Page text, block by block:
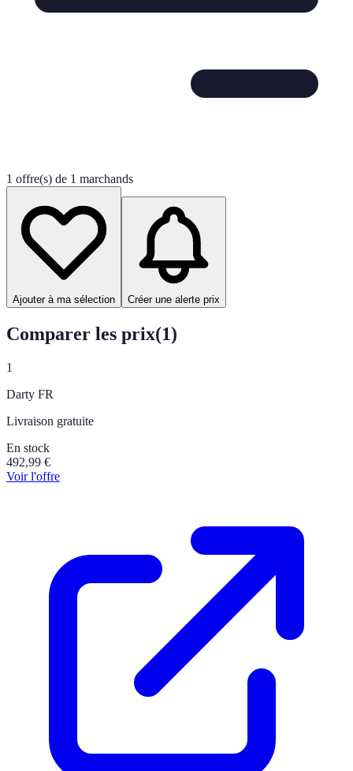
1 offre(s) de 1 marchands
Ajouter à ma sélection Créer une alerte prix
Comparer les prix(1)
1
Darty FR
Livraison gratuite
En stock
492,99 €
Voir l'offre